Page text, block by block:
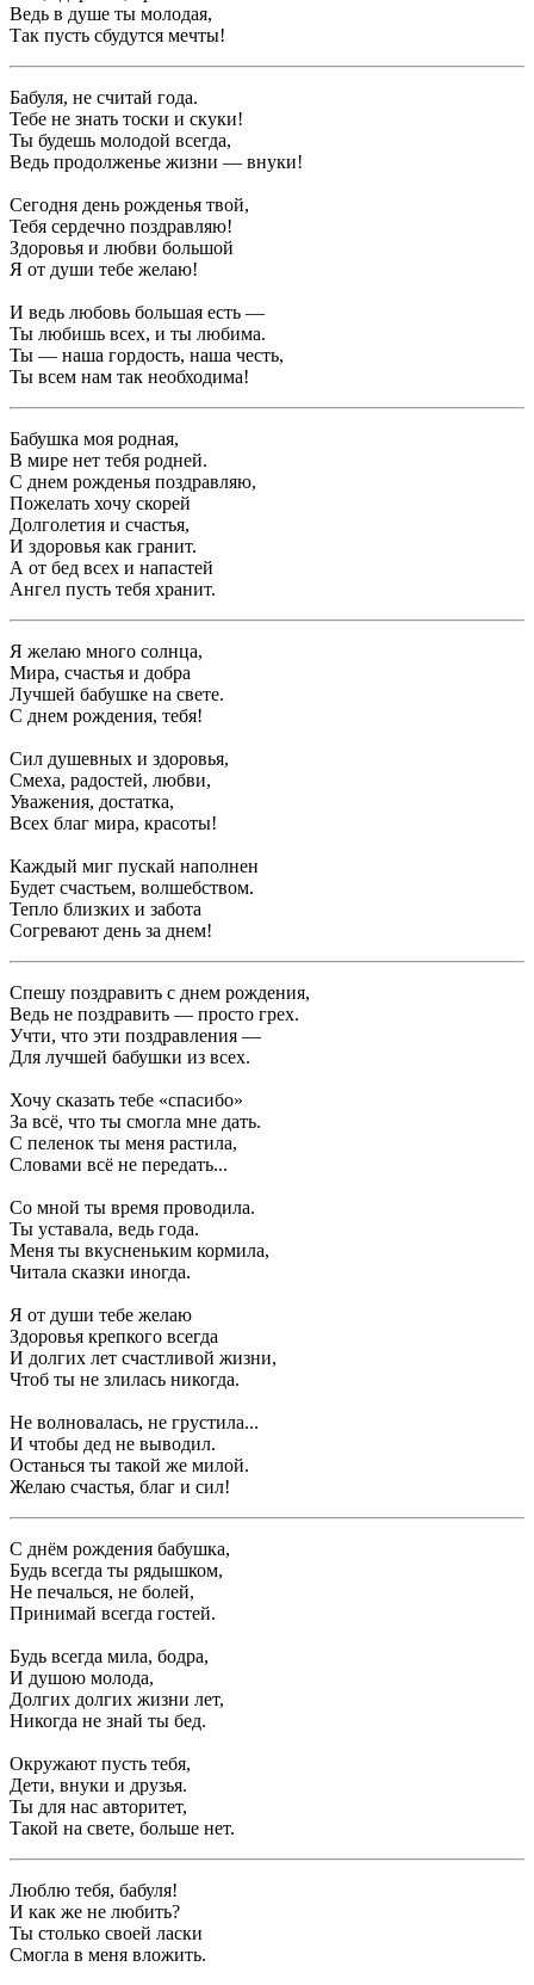
Ведь в душе ты молодая,
Так пусть сбудутся мечты!
Бабуля, не считай года.
Тебе не знать тоски и скуки!
Ты будешь молодой всегда,
Ведь продолженье жизни — внуки!
Сегодня день рожденья твой,
Тебя сердечно поздравляю!
Здоровья и любви большой
Я от души тебе желаю!
И ведь любовь большая есть —
Ты любишь всех, и ты любима.
Ты — наша гордость, наша честь,
Ты всем нам так необходима!
Бабушка моя родная,
В мире нет тебя родней.
С днем рожденья поздравляю,
Пожелать хочу скорей
Долголетия и счастья,
И здоровья как гранит.
А от бед всех и напастей
Ангел пусть тебя хранит.
Я желаю много солнца,
Мира, счастья и добра
Лучшей бабушке на свете.
С днем рождения, тебя!
Сил душевных и здоровья,
Смеха, радостей, любви,
Уважения, достатка,
Всех благ мира, красоты!
Каждый миг пускай наполнен
Будет счастьем, волшебством.
Тепло близких и забота
Согревают день за днем!
Спешу поздравить с днем рождения,
Ведь не поздравить — просто грех.
Учти, что эти поздравления —
Для лучшей бабушки из всех.
Хочу сказать тебе «спасибо»
За всё, что ты смогла мне дать.
С пеленок ты меня растила,
Словами всё не передать...
Со мной ты время проводила.
Ты уставала, ведь года.
Меня ты вкусненьким кормила,
Читала сказки иногда.
Я от души тебе желаю
Здоровья крепкого всегда
И долгих лет счастливой жизни,
Чтоб ты не злилась никогда.
Не волновалась, не грустила...
И чтобы дед не выводил.
Останься ты такой же милой.
Желаю счастья, благ и сил!
С днём рождения бабушка,
Будь всегда ты рядышком,
Не печалься, не болей,
Принимай всегда гостей.
Будь всегда мила, бодра,
И душою молода,
Долгих долгих жизни лет,
Никогда не знай ты бед.
Окружают пусть тебя,
Дети, внуки и друзья.
Ты для нас авторитет,
Такой на свете, больше нет.
Люблю тебя, бабуля!
И как же не любить?
Ты столько своей ласки
Смогла в меня вложить.